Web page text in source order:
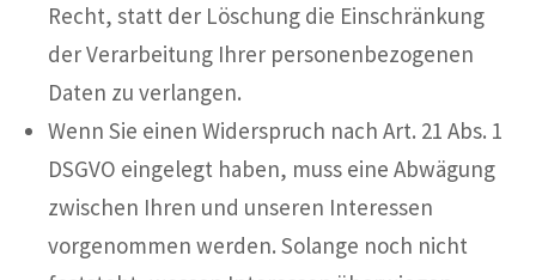
Recht, statt der Löschung die Einschränkung
der Verarbeitung Ihrer personenbezogenen
Daten zu verlangen.
Wenn Sie einen Widerspruch nach Art. 21 Abs. 1
DSGVO eingelegt haben, muss eine Abwägung
zwischen Ihren und unseren Interessen
vorgenommen werden. Solange noch nicht